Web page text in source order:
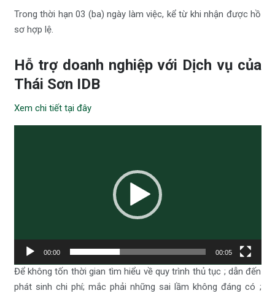
Trong thời hạn 03 (ba) ngày làm việc, kể từ khi nhận được hồ
sơ hợp lệ.
Hỗ trợ doanh nghiệp với Dịch vụ của
Thái Sơn IDB
Xem chi tiết tại đây
00:00 00:05
Để không tốn thời gian tìm hiểu về quy trình thủ tục ; dẫn đến
phát sinh chi phí; mắc phải những sai lầm không đáng có ;